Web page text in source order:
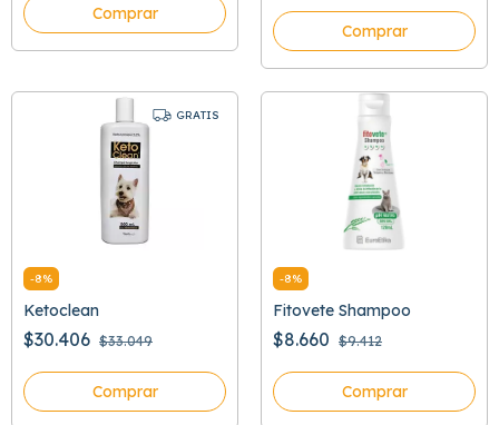
Comprar
Comprar
GRATIS
-8%
Ketoclean
$30.406 $33.049
Comprar
-8%
Fitovete Shampoo
$8.660 $9.412
Comprar